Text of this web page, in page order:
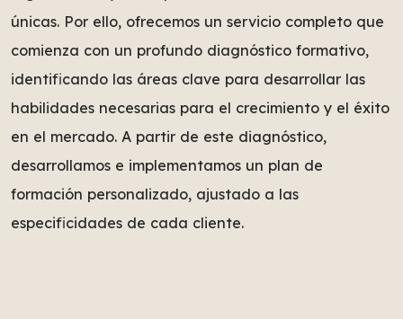
únicas. Por ello, ofrecemos un servicio completo que
comienza con un profundo diagnóstico formativo,
identificando las áreas clave para desarrollar las
habilidades necesarias para el crecimiento y el éxito
en el mercado. A partir de este diagnóstico,
desarrollamos e implementamos un plan de
formación personalizado, ajustado a las
especificidades de cada cliente.